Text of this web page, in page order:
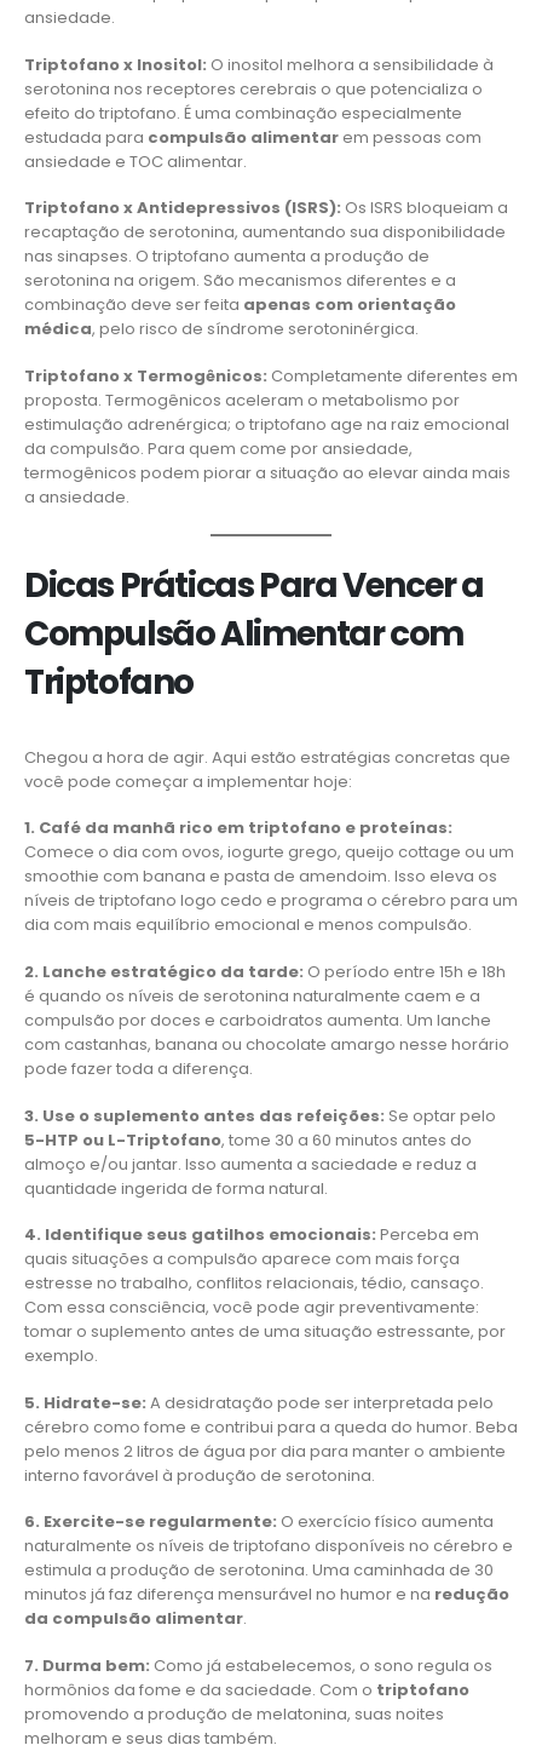
ansiedade.
Triptofano x Inositol: O inositol melhora a sensibilidade à
serotonina nos receptores cerebrais o que potencializa o
efeito do triptofano. É uma combinação especialmente
estudada para compulsão alimentar em pessoas com
ansiedade e TOC alimentar.
Triptofano x Antidepressivos (ISRS): Os ISRS bloqueiam a
recaptação de serotonina, aumentando sua disponibilidade
nas sinapses. O triptofano aumenta a produção de
serotonina na origem. São mecanismos diferentes e a
combinação deve ser feita apenas com orientação
médica, pelo risco de síndrome serotoninérgica.
Triptofano x Termogênicos: Completamente diferentes em
proposta. Termogênicos aceleram o metabolismo por
estimulação adrenérgica; o triptofano age na raiz emocional
da compulsão. Para quem come por ansiedade,
termogênicos podem piorar a situação ao elevar ainda mais
a ansiedade.
Dicas Práticas Para Vencer a
Compulsão Alimentar com
Triptofano
Chegou a hora de agir. Aqui estão estratégias concretas que
você pode começar a implementar hoje:
1. Café da manhã rico em triptofano e proteínas:
Comece o dia com ovos, iogurte grego, queijo cottage ou um
smoothie com banana e pasta de amendoim. Isso eleva os
níveis de triptofano logo cedo e programa o cérebro para um
dia com mais equilíbrio emocional e menos compulsão.
2. Lanche estratégico da tarde: O período entre 15h e 18h
é quando os níveis de serotonina naturalmente caem e a
compulsão por doces e carboidratos aumenta. Um lanche
com castanhas, banana ou chocolate amargo nesse horário
pode fazer toda a diferença.
3. Use o suplemento antes das refeições: Se optar pelo
5-HTP ou L-Triptofano, tome 30 a 60 minutos antes do
almoço e/ou jantar. Isso aumenta a saciedade e reduz a
quantidade ingerida de forma natural.
4. Identifique seus gatilhos emocionais: Perceba em
quais situações a compulsão aparece com mais força
estresse no trabalho, conflitos relacionais, tédio, cansaço.
Com essa consciência, você pode agir preventivamente:
tomar o suplemento antes de uma situação estressante, por
exemplo.
5. Hidrate-se: A desidratação pode ser interpretada pelo
cérebro como fome e contribui para a queda do humor. Beba
pelo menos 2 litros de água por dia para manter o ambiente
interno favorável à produção de serotonina.
6. Exercite-se regularmente: O exercício físico aumenta
naturalmente os níveis de triptofano disponíveis no cérebro e
estimula a produção de serotonina. Uma caminhada de 30
minutos já faz diferença mensurável no humor e na redução
da compulsão alimentar.
7. Durma bem: Como já estabelecemos, o sono regula os
hormônios da fome e da saciedade. Com o triptofano
promovendo a produção de melatonina, suas noites
melhoram e seus dias também.